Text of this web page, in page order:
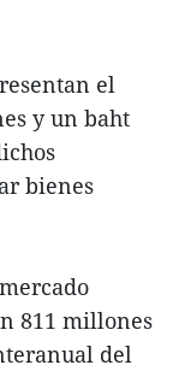
el
y un baht
bienes
811 millones
del